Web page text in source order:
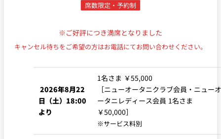
席数限定・予約制
※ご好評につき満席となりました
キャンセル待ちをご希望の方はお電話にてお問い合わせください。
2026年8月22
日（土）18:00
より
1名さま ￥55,000
［ニューオータニクラブ会員・ニューオ
ータニレディース会員 1名さま
￥50,000］
※サービス料別